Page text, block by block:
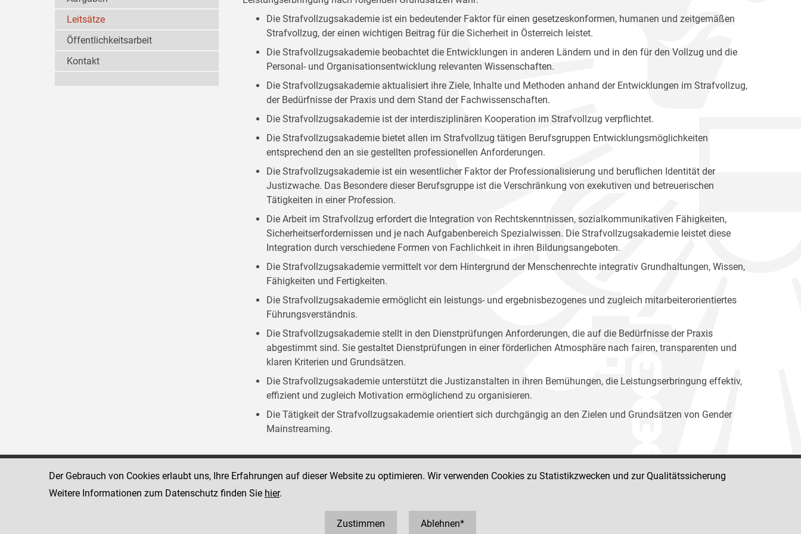
Die Strafvollzugsakademie ist ein bedeutender Faktor für einen gesetzeskonformen, humanen und zeitgemäßen
Strafvollzug, der einen wichtigen Beitrag für die Sicherheit in Österreich leistet.
Die Strafvollzugsakademie beobachtet die Entwicklungen in anderen Ländern und in den für den Vollzug und die
Personal- und Organisationsentwicklung relevanten Wissenschaften.
Die Strafvollzugsakademie aktualisiert ihre Ziele, Inhalte und Methoden anhand der Entwicklungen im Strafvollzug,
der Bedürfnisse der Praxis und dem Stand der Fachwissenschaften.
Die Strafvollzugsakademie ist der interdisziplinären Kooperation im Strafvollzug verpflichtet.
Die Strafvollzugsakademie bietet allen im Strafvollzug tätigen Berufsgruppen Entwicklungsmöglichkeiten
entsprechend den an sie gestellten professionellen Anforderungen.
Die Strafvollzugsakademie ist ein wesentlicher Faktor der Professionalisierung und beruflichen Identität der
Justizwache. Das Besondere dieser Berufsgruppe ist die Verschränkung von exekutiven und betreuerischen
Tätigkeiten in einer Profession.
Die Arbeit im Strafvollzug erfordert die Integration von Rechtskenntnissen, sozialkommunikativen Fähigkeiten,
Sicherheitserfordernissen und je nach Aufgabenbereich Spezialwissen. Die Strafvollzugsakademie leistet diese
Integration durch verschiedene Formen von Fachlichkeit in ihren Bildungsangeboten.
Die Strafvollzugsakademie vermittelt vor dem Hintergrund der Menschenrechte integrativ Grundhaltungen, Wissen,
Fähigkeiten und Fertigkeiten.
Die Strafvollzugsakademie ermöglicht ein leistungs- und ergebnisbezogenes und zugleich mitarbeiterorientiertes
Führungsverständnis.
Die Strafvollzugsakademie stellt in den Dienstprüfungen Anforderungen, die auf die Bedürfnisse der Praxis
abgestimmt sind. Sie gestaltet Dienstprüfungen in einer förderlichen Atmosphäre nach fairen, transparenten und
klaren Kriterien und Grundsätzen.
Die Strafvollzugsakademie unterstützt die Justizanstalten in ihren Bemühungen, die Leistungserbringung effektiv,
effizient und zugleich Motivation ermöglichend zu organisieren.
Die Tätigkeit der Strafvollzugsakademie orientiert sich durchgängig an den Zielen und Grundsätzen von Gender
Mainstreaming.
Leitsätze
Öffentlichkeitsarbeit
Kontakt
Strafvollzugsakademie
www.justiz.gv.at/stak
1080 Wien
Wickenburggasse 12
Telefon: +43 1 40403 358810
Social Media Kanäle
Der Gebrauch von Cookies erlaubt uns, Ihre Erfahrungen auf dieser Website zu optimieren. Wir verwenden Cookies zu Statistikzwecken und zur Qualitätssicherung
Weitere Informationen zum Datenschutz finden Sie hier.
Zustimmen Ablehnen*